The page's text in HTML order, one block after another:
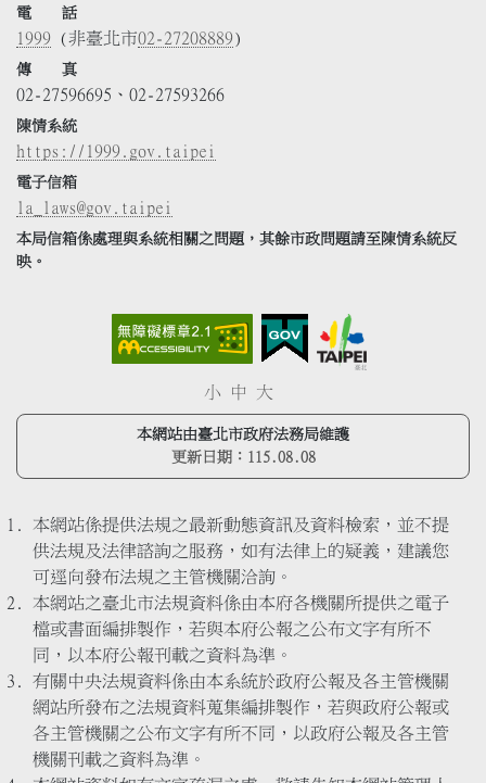
電 話
1999 (非臺北市02-27208889)
傳 真
02-27596695、02-27593266
陳情系統
https://1999.gov.taipei
電子信箱
la_laws@gov.taipei
本局信箱係處理與系統相關之問題，其餘市政問題請至陳情系統反
映。
小 中 大
本網站由臺北市政府法務局維護
更新日期： 115.08.08
本網站係提供法規之最新動態資訊及資料檢索，並不提
供法規及法律諮詢之服務，如有法律上的疑義，建議您
可逕向發布法規之主管機關洽詢。
本網站之臺北市法規資料係由本府各機關所提供之電子
檔或書面編排製作，若與本府公報之公布文字有所不
同，以本府公報刊載之資料為準。
有關中央法規資料係由本系統於政府公報及各主管機關
網站所發布之法規資料蒐集編排製作，若與政府公報或
各主管機關之公布文字有所不同，以政府公報及各主管
機關刊載之資料為準。